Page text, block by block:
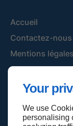
Your
We use
personalising
Accueil
Contactez-nous
Mentions légales
Plan du site